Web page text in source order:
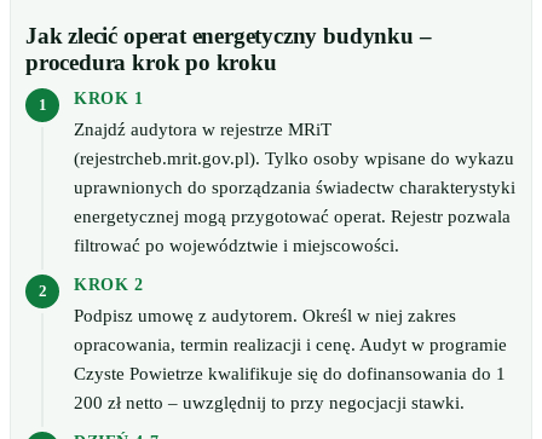
Jak zlecić operat energetyczny budynku –
procedura krok po kroku
KROK 1
Znajdź audytora w rejestrze MRiT
(rejestrcheb.mrit.gov.pl). Tylko osoby wpisane do wykazu
uprawnionych do sporządzania świadectw charakterystyki
energetycznej mogą przygotować operat. Rejestr pozwala
filtrować po województwie i miejscowości.
KROK 2
Podpisz umowę z audytorem. Określ w niej zakres
opracowania, termin realizacji i cenę. Audyt w programie
Czyste Powietrze kwalifikuje się do dofinansowania do 1
200 zł netto – uwzględnij to przy negocjacji stawki.